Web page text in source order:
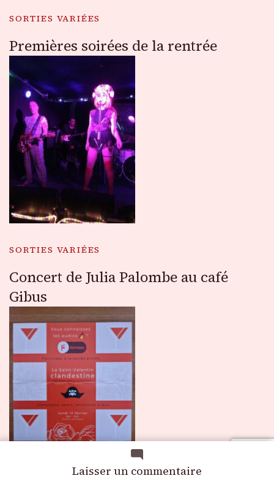
Laisser un commentaire
SORTIES VARIÉES
Premières soirées de la rentrée
SORTIES VARIÉES
Concert de Julia Palombe au café
Gibus